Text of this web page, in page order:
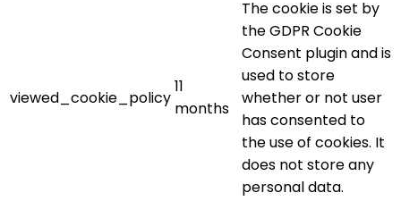
viewed_cookie_policy
11
months
The cookie is set by
the GDPR Cookie
Consent plugin and is
used to store
whether or not user
has consented to
the use of cookies. It
does not store any
personal data.